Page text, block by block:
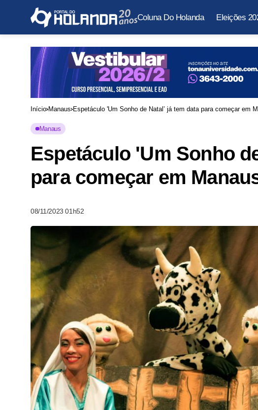
Coluna Do Holanda Eleições
Início Manaus Espetáculo 'Um Sonho de Natal’ já tem data para começar em
Manaus
Espetáculo 'Um Sonho
para começar em
08/11/2023 01h52